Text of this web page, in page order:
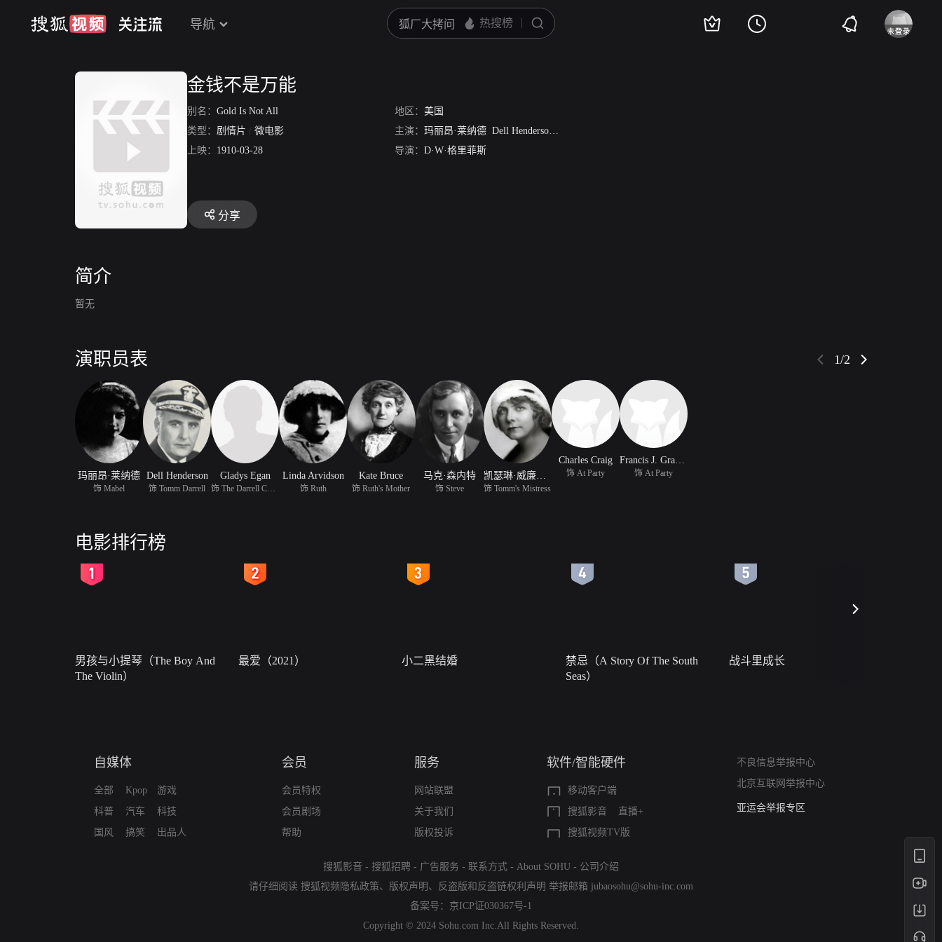
导航
金钱不是万能
别名： Gold Is Not All 地区： 美国
类型： 剧情片 / 微电影 主演： 玛丽昂·莱纳德 Dell Henderson
上映： 1910-03-28 导演： D·W·格里菲斯
分享
简介
暂无
演职员表 1/2
玛丽昂·莱纳德
饰 Mabel
Dell Henderson
饰 Tomm Darrell
Gladys Egan Linda Arvidson
饰 Ruth
Kate Bruce
饰 Ruth's Mother
马克·森内特
饰 Steve
凯瑟琳·威廉姆斯
饰 Tomm's Mistress
Charles Craig
饰 At Party
Francis J. Grandon
饰 At Party
电影排行榜
男孩与小提琴（The Boy And
The Violin）
最爱（2021） 小二黑结婚
禁忌（A Story Of The South
Seas）
战斗里成长
自媒体
全部
科普
国风
Kpop
汽车
搞笑
游戏
科技
出品人
会员
会员特权
会员剧场
帮助
服务
网站联盟
关于我们
版权投诉
软件/智能硬件
移动客户端
搜狐影音
直播+
搜狐视频TV版
不良信息举报中心
北京互联网举报中心
算法推荐专项举报
亚运会举报专区
搜狐影音 - 搜狐招聘 - 广告服务 - 联系方式 - About SOHU - 公司介绍
请仔细阅读 搜狐视频隐私政策、 版权声明 、 反盗版和反盗链权利声明 举报邮箱 jubaosohu@sohu-inc.com
备案号： 京ICP证030367号-1
Copyright © 2024 Sohu.com Inc.All Rights Reserved.